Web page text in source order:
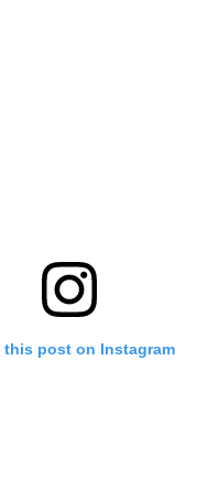
this post on Instagram